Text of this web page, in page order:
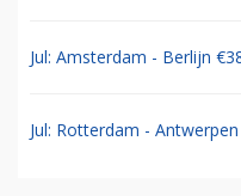
Jul: Amsterdam - Berlijn
Jul: Rotterdam - Antwerpen